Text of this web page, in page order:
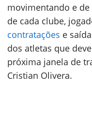
movimentando e
de cada clube,
contratações e
dos atletas que
próxima janela de
Cristian Olivera.